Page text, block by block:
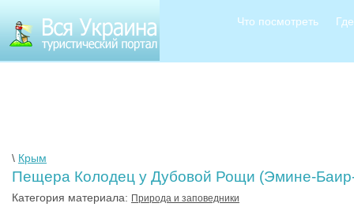
Что посмотреть
\ Крым
Пещера Колодец у Дубовой Рощи (Эмине-
Категория материала: Природа и заповедники